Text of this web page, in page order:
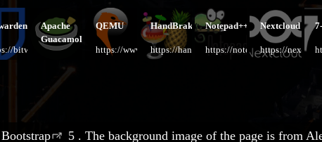
bitwarden.com/
Apache
Guacamole
QEMU
https://www.qemu.org/
HandBrake
https://handbrake.fr/
Notepad++
https://notepad-
Nextcloud
https://
Bootstrap 5 . The background image of the page is from